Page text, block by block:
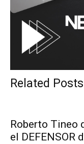
Related Posts
Roberto Tineo
el DEFENSOR